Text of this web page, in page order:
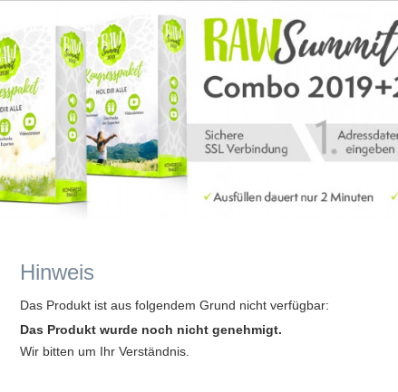
Hinweis
Das Produkt ist aus folgendem Grund nicht verfügbar:
Das Produkt wurde noch nicht genehmigt.
Wir bitten um Ihr Verständnis.